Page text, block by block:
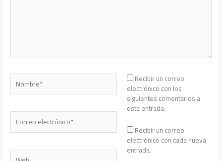
Nombre*
Correo
electrónico*
Web
Recibir un correo
electrónico con los
siguientes comentarios a
esta entrada.
Recibir un correo
electrónico con cada nueva
entrada.